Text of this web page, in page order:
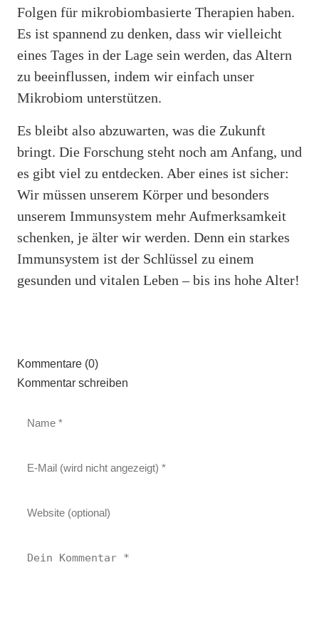
Folgen für mikrobiombasierte Therapien haben.
Es ist spannend zu denken, dass wir vielleicht
eines Tages in der Lage sein werden, das Altern
zu beeinflussen, indem wir einfach unser
Mikrobiom unterstützen.
Es bleibt also abzuwarten, was die Zukunft
bringt. Die Forschung steht noch am Anfang, und
es gibt viel zu entdecken. Aber eines ist sicher:
Wir müssen unserem Körper und besonders
unserem Immunsystem mehr Aufmerksamkeit
schenken, je älter wir werden. Denn ein starkes
Immunsystem ist der Schlüssel zu einem
gesunden und vitalen Leben – bis ins hohe Alter!
Kommentare (0)
Kommentar schreiben